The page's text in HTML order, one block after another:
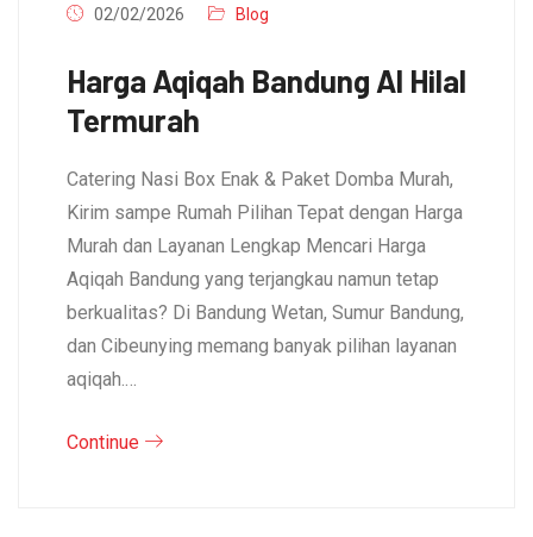
02/02/2026
Blog
Harga Aqiqah Bandung Al Hilal
Termurah
Catering Nasi Box Enak & Paket Domba Murah,
Kirim sampe Rumah Pilihan Tepat dengan Harga
Murah dan Layanan Lengkap Mencari Harga
Aqiqah Bandung yang terjangkau namun tetap
berkualitas? Di Bandung Wetan, Sumur Bandung,
dan Cibeunying memang banyak pilihan layanan
aqiqah.…
Continue